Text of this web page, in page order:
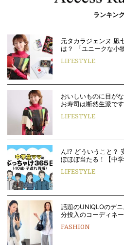
ランキン
元タカラジェンヌ 凪
は？ 「ユニークな小
LIFESTYLE
おいしいものに目が
お寿司は断然生派で
LIFESTYLE
ん!? どういうこと？
ぼほぼ当たる！【中
LIFESTYLE
話題のUNIQLOのデ
分投入のコーディネー
FASHION